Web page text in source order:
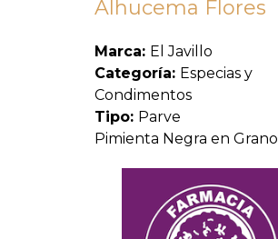
Alhucema Flores
Marca: El Javillo
Categoría: Especias y
Condimentos
Tipo: Parve
Pimienta Negra en Grano